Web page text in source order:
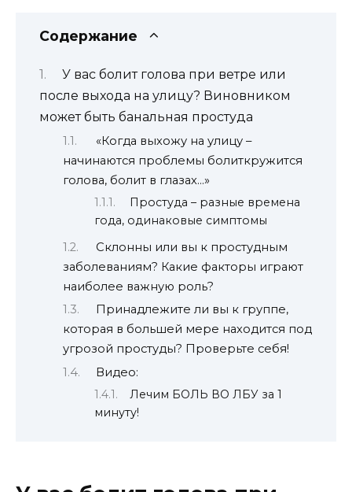
Содержание
У вас болит голова при ветре или
после выхода на улицу? Виновником
может быть банальная простуда
«Когда выхожу на улицу –
начинаются проблемы болиткружится
голова, болит в глазах…»
Простуда – разные времена
года, одинаковые симптомы
Склонны или вы к простудным
заболеваниям? Какие факторы играют
наиболее важную роль?
Принадлежите ли вы к группе,
которая в большей мере находится под
угрозой простуды? Проверьте себя!
Видео:
Лечим БОЛЬ ВО ЛБУ за 1
минуту!